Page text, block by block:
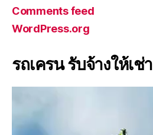
Comments feed
WordPress.org
รถเครน รับจ้างให้เช่า